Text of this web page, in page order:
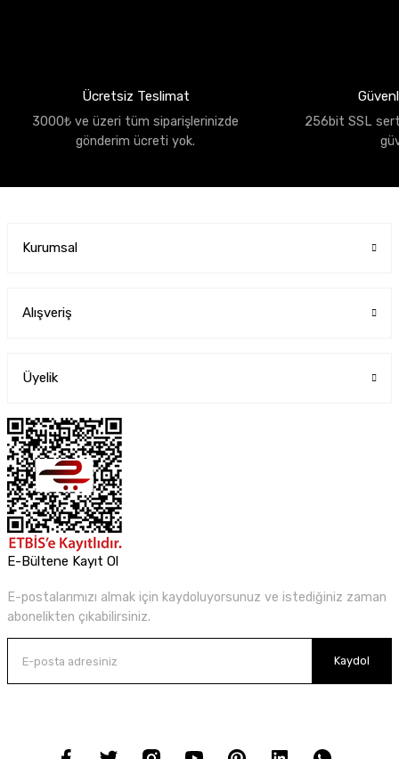
Ücretsiz Teslimat
3000₺ ve üzeri tüm siparişlerinizde
gönderim ücreti yok.
256bit SSL
Kurumsal
Alışveriş
Üyelik
E-Bültene Kayıt Ol
E-postalarımızı almak için kaydoluyorsunuz ve istediğiniz zaman
abonelikten çıkabilirsiniz.
Kaydol